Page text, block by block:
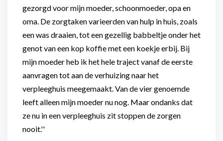
gezorgd voor mijn moeder, schoonmoeder, opa en
oma. De zorgtaken varieerden van hulp in huis, zoals
een was draaien, tot een gezellig babbeltje onder het
genot van een kop koffie met een koekje erbij. Bij
mijn moeder heb ik het hele traject vanaf de eerste
aanvragen tot aan de verhuizing naar het
verpleeghuis meegemaakt. Van de vier genoemde
leeft alleen mijn moeder nu nog. Maar ondanks dat
ze nu in een verpleeghuis zit stoppen de zorgen
nooit.''